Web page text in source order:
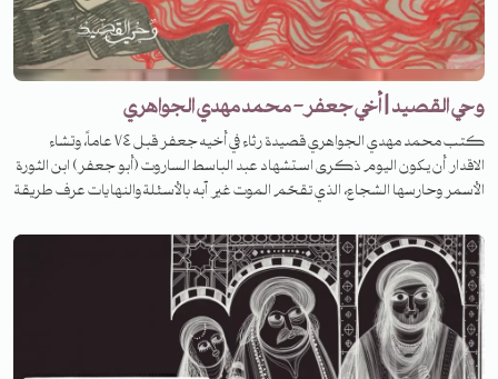
وحي القصيد | أخي جعفر- محمد مهدي الجواهري
كتب محمد مهدي الجواهري قصيدة رثاء في أخيه جعفر قبل ٧٤ عاماً، وتشاء
الاقدار أن يكون اليوم ذكرى استشهاد عبد الباسط الساروت (أبو جعفر) ابن الثورة
الأسمر وحارسها الشجاع، الذي تقحّم الموت غير آبه بالأسئلة والنهايات عرف طريقة